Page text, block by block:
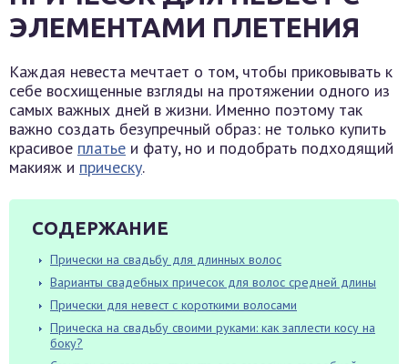
ЭЛЕМЕНТАМИ ПЛЕТЕНИЯ
Каждая невеста мечтает о том, чтобы приковывать к
себе восхищенные взгляды на протяжении одного из
самых важных дней в жизни. Именно поэтому так
важно создать безупречный образ: не только купить
красивое платье и фату, но и подобрать подходящий
макияж и прическу.
СОДЕРЖАНИЕ
Прически на свадьбу для длинных волос
Варианты свадебных причесок для волос средней длины
Прически для невест с короткими волосами
Прическа на свадьбу своими руками: как заплести косу на
боку?